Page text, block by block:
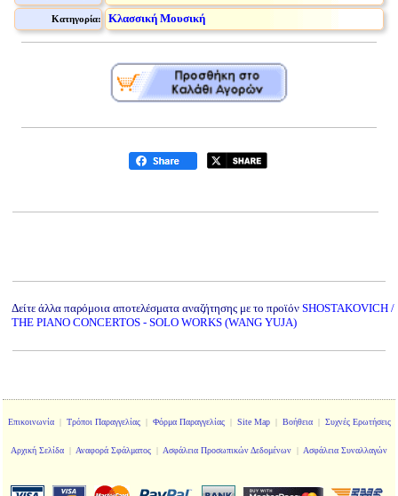
Κατηγορία: Κλασσική Μουσική
Δείτε άλλα παρόμοια αποτελέσματα αναζήτησης με το προϊόν SHOSTAKOVICH /
THE PIANO CONCERTOS - SOLO WORKS (WANG YUJA)
Επικοινωνία| Τρόποι Παραγγελίας| Φόρμα Παραγγελίας| Site Map| Βοήθεια| Συχνές Ερωτήσεις
Αρχική Σελίδα | Αναφορά Σφάλματος | Ασφάλεια Προσωπικών Δεδομένων | Ασφάλεια Συναλλαγών